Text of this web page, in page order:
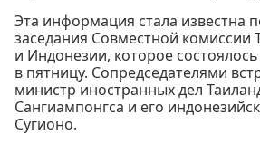
Эта информация стала известна
заседания Совместной комиссии
и Индонезии, которое
в пятницу. Сопредседателями
министр иностранных дел
Сангиампонгса и его
Сугионо.